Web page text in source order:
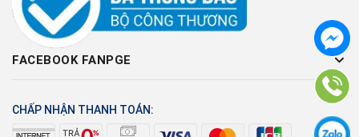
FACEBOOK FANPGE
CHẤP NHẬN THANH TOÁN: